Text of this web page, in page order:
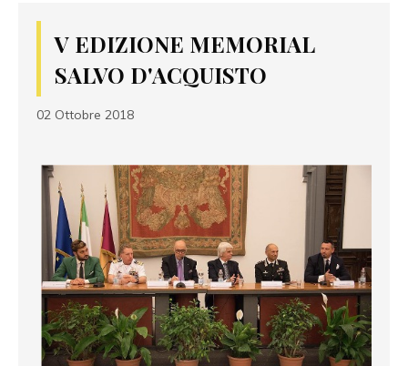
V EDIZIONE MEMORIAL
SALVO D'ACQUISTO
02 Ottobre 2018